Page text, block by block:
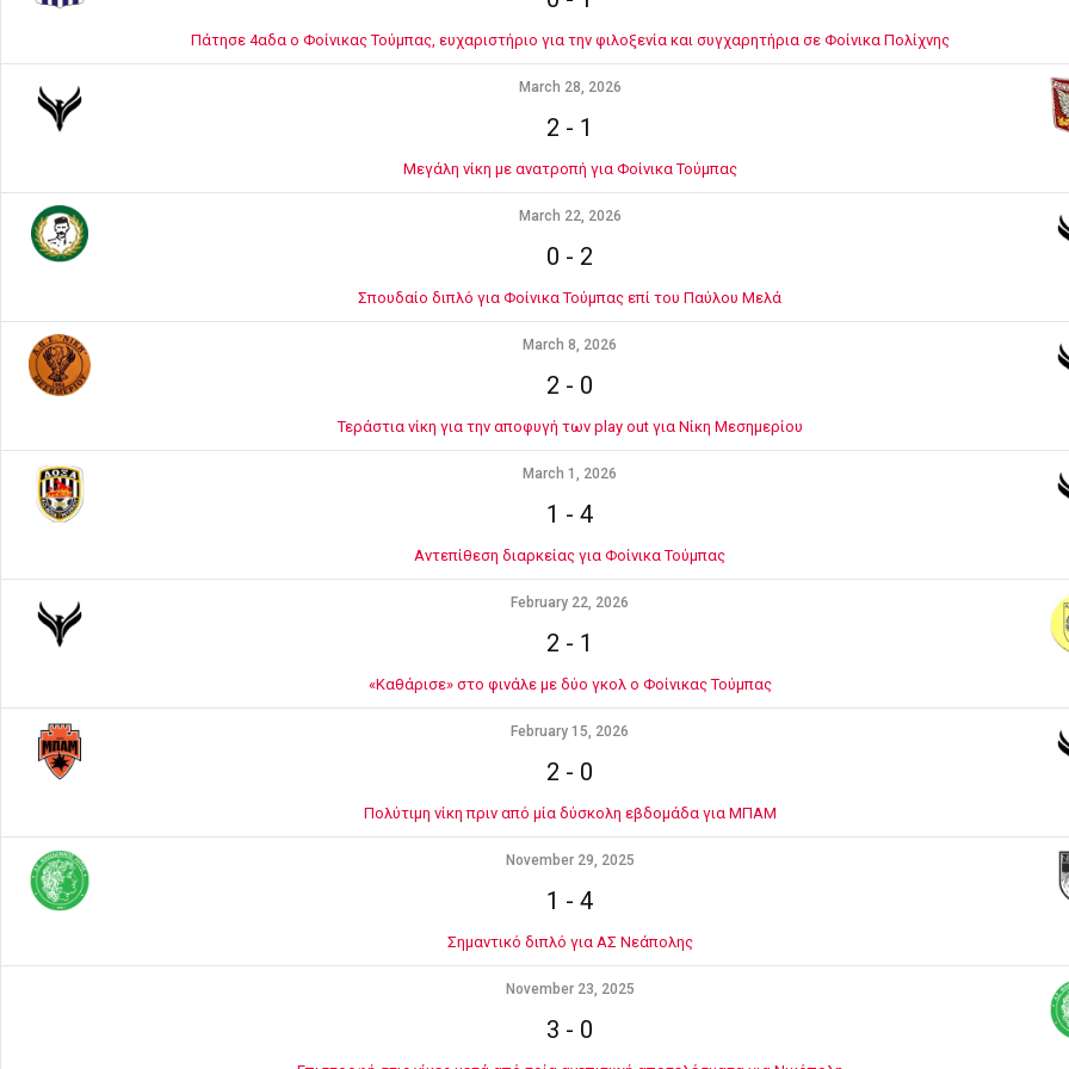
Πάτησε 4αδα ο Φοίνικας Τούμπας, ευχαριστήριο για την φιλοξενία και συγχαρητήρια σε Φοίνικα Πολίχνης
March 28, 2026
2 - 1
Μεγάλη νίκη με ανατροπή για Φοίνικα Τούμπας
March 22, 2026
0 - 2
Σπουδαίο διπλό για Φοίνικα Τούμπας επί του Παύλου Μελά
March 8, 2026
2 - 0
Τεράστια νίκη για την αποφυγή των play out για Νίκη Μεσημερίου
March 1, 2026
1 - 4
Αντεπίθεση διαρκείας για Φοίνικα Τούμπας
February 22, 2026
2 - 1
«Καθάρισε» στο φινάλε με δύο γκολ ο Φοίνικας Τούμπας
February 15, 2026
2 - 0
Πολύτιμη νίκη πριν από μία δύσκολη εβδομάδα για ΜΠΑΜ
November 29, 2025
1 - 4
Σημαντικό διπλό για ΑΣ Νεάπολης
November 23, 2025
3 - 0